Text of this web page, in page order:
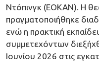
Ντόπινγκ (ΕΟΚΑΝ). Η
πραγματοποιήθηκε
ενώ η πρακτική
συμμετεχόντων
Ιουνίου 2026 στις